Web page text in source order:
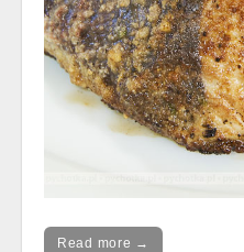
Read more →